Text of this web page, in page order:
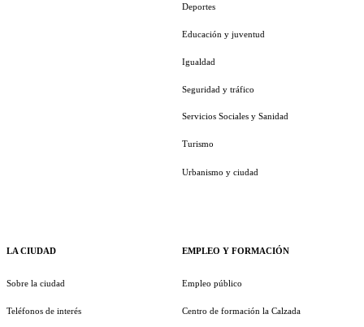
LA CIUDAD
Sobre la ciudad
Teléfonos de interés
Deportes
Educación y juventud
Igualdad
Seguridad y tráfico
Servicios Sociales y Sanidad
Turismo
Urbanismo y ciudad
EMPLEO Y FORMACIÓN
Empleo público
Centro de formación la Calzada